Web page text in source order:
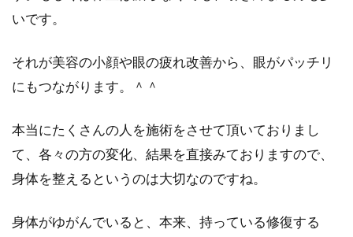
いです。
それが美容の小顔や眼の疲れ改善から、眼がパッチリ
にもつながります。＾＾
本当にたくさんの人を施術をさせて頂いておりまし
て、各々の方の変化、結果を直接みておりますので、
身体を整えるというのは大切なのですね。
身体がゆがんでいると、本来、持っている修復する